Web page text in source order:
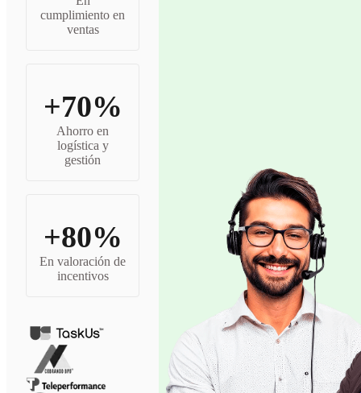
cumplimiento en
ventas
+70%
Ahorro en
logística y
gestión
+80%
En valoración de
incentivos